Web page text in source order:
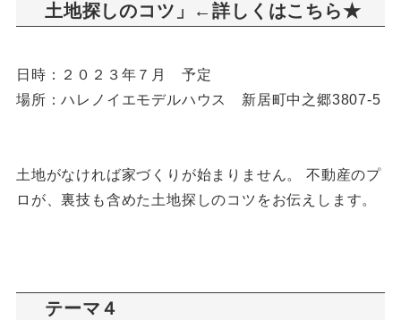
土地探しのコツ」←詳しくはこちら★
日時：２０２３年７月 予定
場所：ハレノイエモデルハウス 新居町中之郷3807-5
土地がなければ家づくりが始まりません。 不動産のプ
ロが、裏技も含めた土地探しのコツをお伝えします。
テーマ４